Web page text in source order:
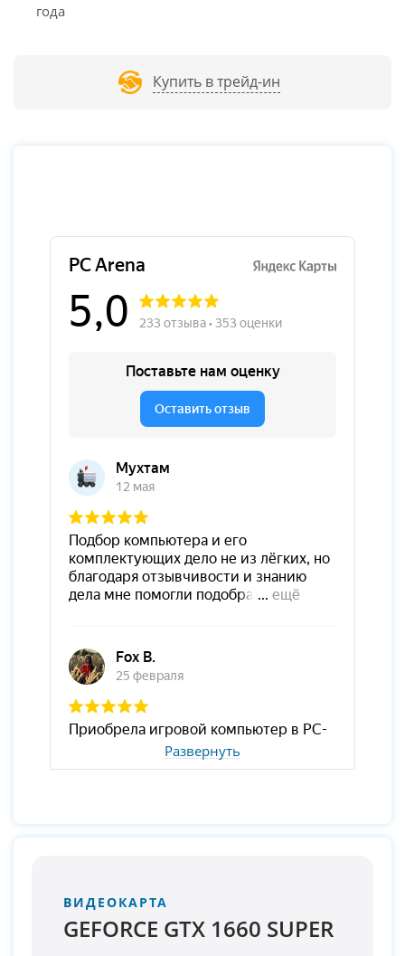
года
Купить в трейд-ин
Развернуть
ВИДЕОКАРТА
GEFORCE GTX 1660 SUPER